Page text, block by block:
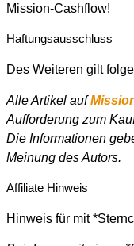
Mission-Cashflow!
Haftungsausschluss
Des Weiteren gilt
Alle Artikel auf
Aufforderung zum
Die Informationen
Meinung des Autors.
Affiliate Hinweis
Hinweis für mit